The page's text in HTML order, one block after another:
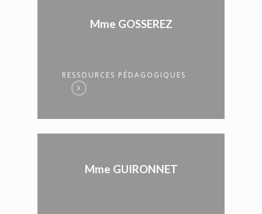
Mme GOSSEREZ
RESSOURCES PÉDAGOGIQUES
Mme GUIRONNET